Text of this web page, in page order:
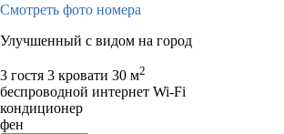
Смотреть фото номера
Улучшенный с видом на город
3 гостя 3 кровати 30 м2
беспроводной интернет Wi-Fi
кондиционер
фен